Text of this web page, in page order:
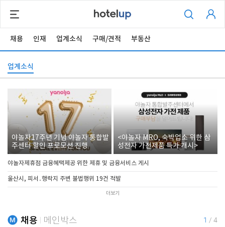
채용 인재 업계소식 구매/견적 부동산
업계소식
야놀자17주년 기념 야놀자 통합발
주센터 할인 프로모션 진행
<야놀자 MRO, 숙박업소 위한 삼
성전자 가전제품 특가 개시>
야놀자제휴점 금융혜택제공 위한 제휴 및 금융서비스 게시
울산시, 피서․행락지 주변 불법행위 19건 적발
더보기
채용 메인박스 1 / 4